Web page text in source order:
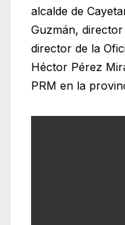
alcalde de
Guzmán,
director de la
Héctor Pérez
PRM en la